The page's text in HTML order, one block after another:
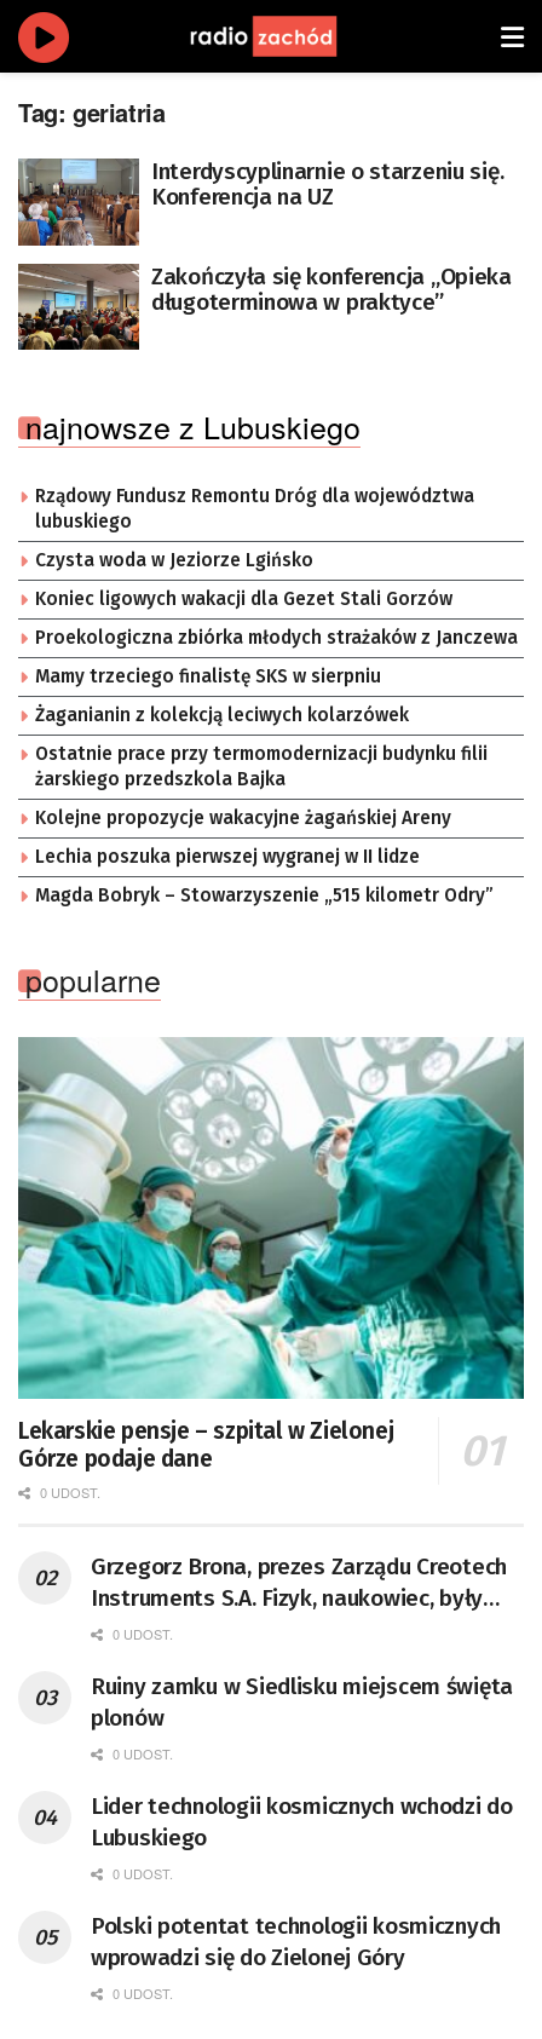
Tag: geriatria
Interdyscyplinarnie o starzeniu się.
Konferencja na UZ
Zakończyła się konferencja „Opieka
długoterminowa w praktyce”
najnowsze z Lubuskiego
Rządowy Fundusz Remontu Dróg dla województwa
lubuskiego
Czysta woda w Jeziorze Lgińsko
Koniec ligowych wakacji dla Gezet Stali Gorzów
Proekologiczna zbiórka młodych strażaków z Janczewa
Mamy trzeciego finalistę SKS w sierpniu
Żaganianin z kolekcją leciwych kolarzówek
Ostatnie prace przy termomodernizacji budynku filii
żarskiego przedszkola Bajka
Kolejne propozycje wakacyjne żagańskiej Areny
Lechia poszuka pierwszej wygranej w II lidze
Magda Bobryk – Stowarzyszenie „515 kilometr Odry”
popularne
Lekarskie pensje – szpital w Zielonej
Górze podaje dane
0 UDOST.
Grzegorz Brona, prezes Zarządu Creotech
Instruments S.A. Fizyk, naukowiec, były
pracownik CERN w Genewie,
doktor habilitowany nauk fizycznych,
koordynator Rady Sektorowej ds.
Kompetencji Przemysłu Lotniczo-
Badań Kosmicznych i Satelitarnych PAN.
0 UDOST.
Ruiny zamku w Siedlisku miejscem święta
plonów
0 UDOST.
Lider technologii kosmicznych wchodzi do
Lubuskiego
0 UDOST.
Polski potentat technologii kosmicznych
wprowadzi się do Zielonej Góry
0 UDOST.